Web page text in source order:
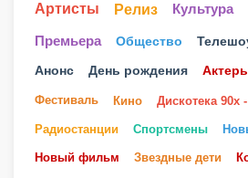
Артисты Релиз Культура
Премьера Общество
Анонс День рождения
Фестиваль Кино Дискотека 90х
Радиостанции Спортсмены
Новый фильм Звездные дети